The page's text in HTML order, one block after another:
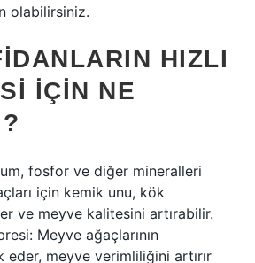
olabilirsiniz.
HIZLI
IÇIN NE
fosfor ve diğer mineralleri
için kemik unu, kök
ve meyve kalitesini artırabilir.
Meyve ağaçlarının
eder, meyve verimliliğini artırır